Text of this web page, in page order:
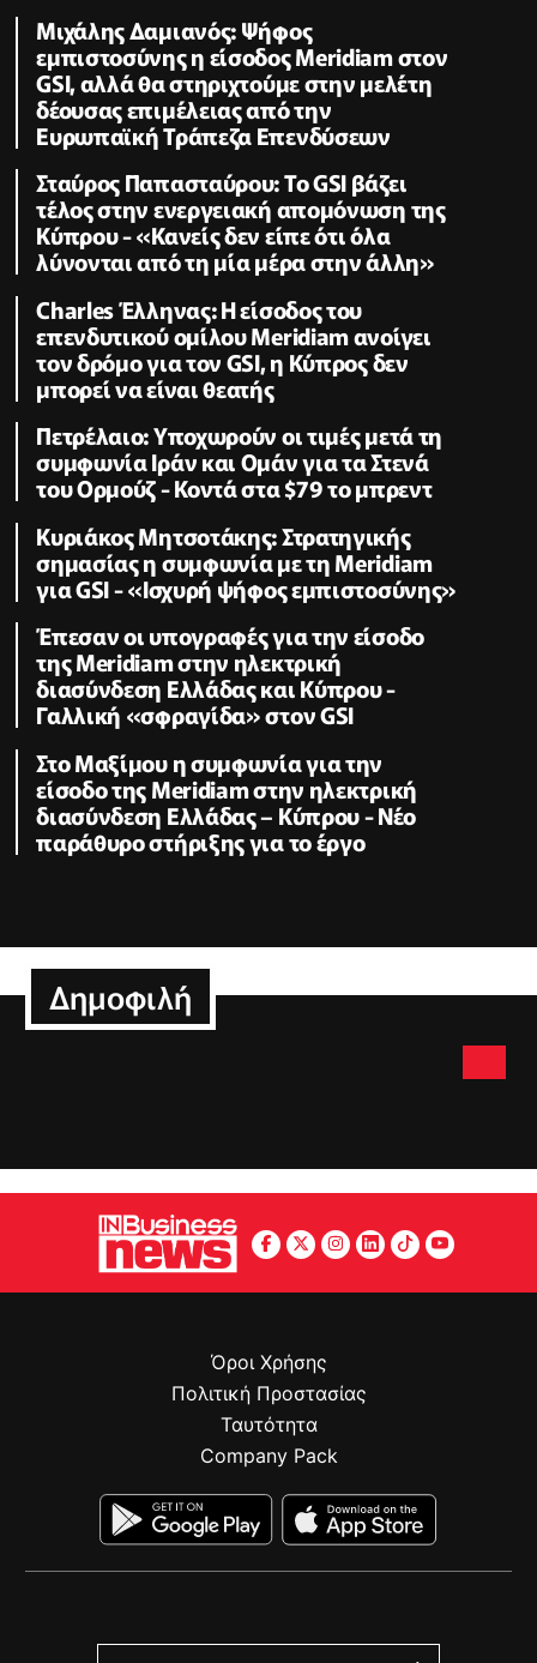
Μιχάλης Δαμιανός: Ψήφος
εμπιστοσύνης η είσοδος Meridiam στον
GSI, αλλά θα στηριχτούμε στην μελέτη
δέουσας επιμέλειας από την
Ευρωπαϊκή Τράπεζα Επενδύσεων
Σταύρος Παπασταύρου: Το GSI βάζει
τέλος στην ενεργειακή απομόνωση της
Κύπρου - «Κανείς δεν είπε ότι όλα
λύνονται από τη μία μέρα στην άλλη»
Charles Έλληνας: Η είσοδος του
επενδυτικού ομίλου Meridiam ανοίγει
τον δρόμο για τον GSI, η Κύπρος δεν
μπορεί να είναι θεατής
Πετρέλαιο: Υποχωρούν οι τιμές μετά τη
συμφωνία Ιράν και Ομάν για τα Στενά
του Ορμούζ - Κοντά στα $79 το μπρεντ
Κυριάκος Μητσοτάκης: Στρατηγικής
σημασίας η συμφωνία με τη Meridiam
για GSI - «Ισχυρή ψήφος εμπιστοσύνης»
Έπεσαν οι υπογραφές για την είσοδο
της Meridiam στην ηλεκτρική
διασύνδεση Ελλάδας και Κύπρου -
Γαλλική «σφραγίδα» στον GSI
Στο Μαξίμου η συμφωνία για την
είσοδο της Meridiam στην ηλεκτρική
διασύνδεση Ελλάδας – Κύπρου - Νέο
παράθυρο στήριξης για το έργο
Δημοφιλή
Όροι Χρήσης
Πολιτική Προστασίας
Ταυτότητα
Company Pack